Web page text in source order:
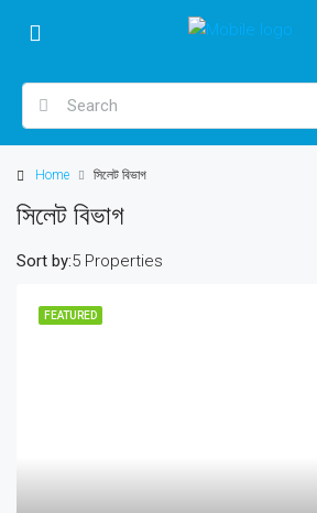
Home সিলেট বিভাগ
সিলেট বিভাগ
5 Properties
Sort by:
FEATURED